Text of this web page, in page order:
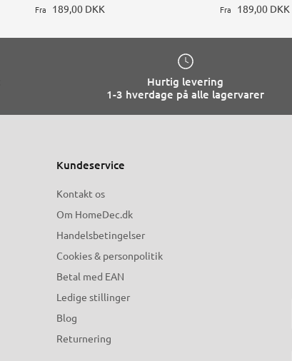
Fra 189,00 DKK Fra 189,00 DKK
Hurtig levering
1-3 hverdage på alle lagervarer
Kundeservice
Kontakt os
Om HomeDec.dk
Handelsbetingelser
Cookies & personpolitik
Betal med EAN
Ledige stillinger
Blog
Returnering